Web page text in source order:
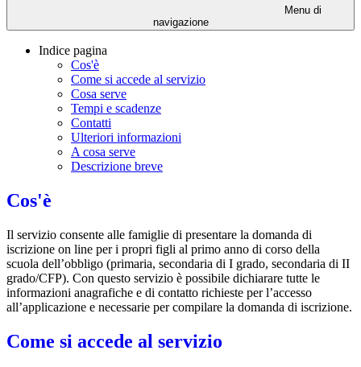
Menu di
navigazione
Indice pagina
Cos'è
Come si accede al servizio
Cosa serve
Tempi e scadenze
Contatti
Ulteriori informazioni
A cosa serve
Descrizione breve
Cos'è
Il servizio consente alle famiglie di presentare la domanda di
iscrizione on line per i propri figli al primo anno di corso della
scuola dell’obbligo (primaria, secondaria di I grado, secondaria di II
grado/CFP). Con questo servizio è possibile dichiarare tutte le
informazioni anagrafiche e di contatto richieste per l’accesso
all’applicazione e necessarie per compilare la domanda di iscrizione.
Come si accede al servizio